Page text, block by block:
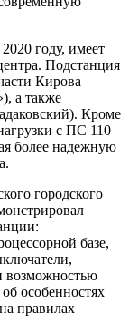
году, имеет
Подстанция
Кирова
а также
Кроме
с ПС 110
более надежную
городского
базе,
возможностью
особенностях
правилах